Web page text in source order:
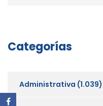
Categorías
Administrativa (1.039)